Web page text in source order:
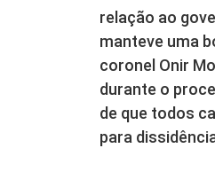
relação ao
manteve uma
coronel Onir
durante o
de que todos
para